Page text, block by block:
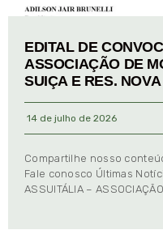
EDITAL DE
ASSOCIAÇÃO DE
SUIÇA E RES.
14 de julho de 2026
Compartilhe nosso
Fale conosco Últimas
ASSUITÁLIA –